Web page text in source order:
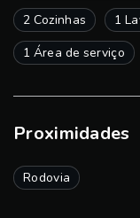
2 Cozinhas
1
1 Área de serviço
Proximidades
Rodovia